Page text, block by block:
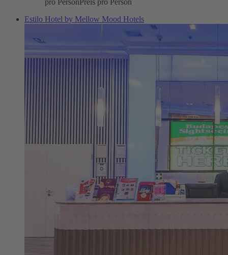
pro PersonPreis pro Person
Estilo Hotel by Mellow Mood Hotels